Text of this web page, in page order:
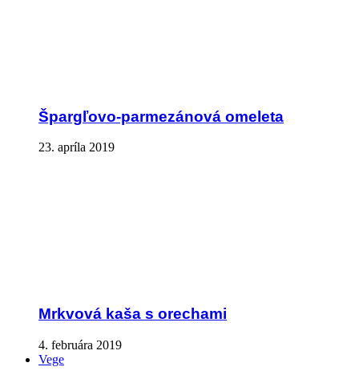
Špargľovo-parmezánová omeleta
23. apríla 2019
Mrkvová kaša s orechami
4. februára 2019
Vege